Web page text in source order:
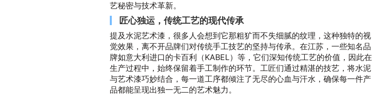
艺秘密与技术革新。
匠心独运，传统工艺的现代传承
提及水泥艺术漆，很多人会想到它那粗犷而不失细腻的纹理，这种独特的视
觉效果，离不开品牌们对传统手工技艺的坚持与传承。在江苏，一些知名品
牌如意大利进口的卡百利（KABEL）等，它们深知传统工艺的价值，因此在
生产过程中，始终保留着手工制作的环节。工匠们通过精湛的技艺，将水泥
与艺术漆巧妙结合，每一道工序都倾注了无尽的心血与汗水，确保每一件产
品都能呈现出独一无二的艺术魅力。